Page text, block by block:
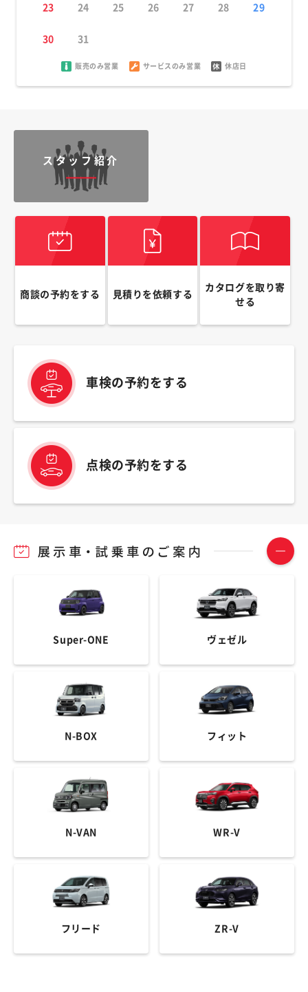
23 24 25 26 27 28 29
30 31
販売のみ営業 サービスのみ営業 休店日
スタッフ紹介
商談の予約をする 見積りを依頼する
カタログを取り寄
せる
車検の予約をする
点検の予約をする
Super-ONE ヴェゼル
N-BOX フィット
N-VAN WR-V
フリード ZR-V